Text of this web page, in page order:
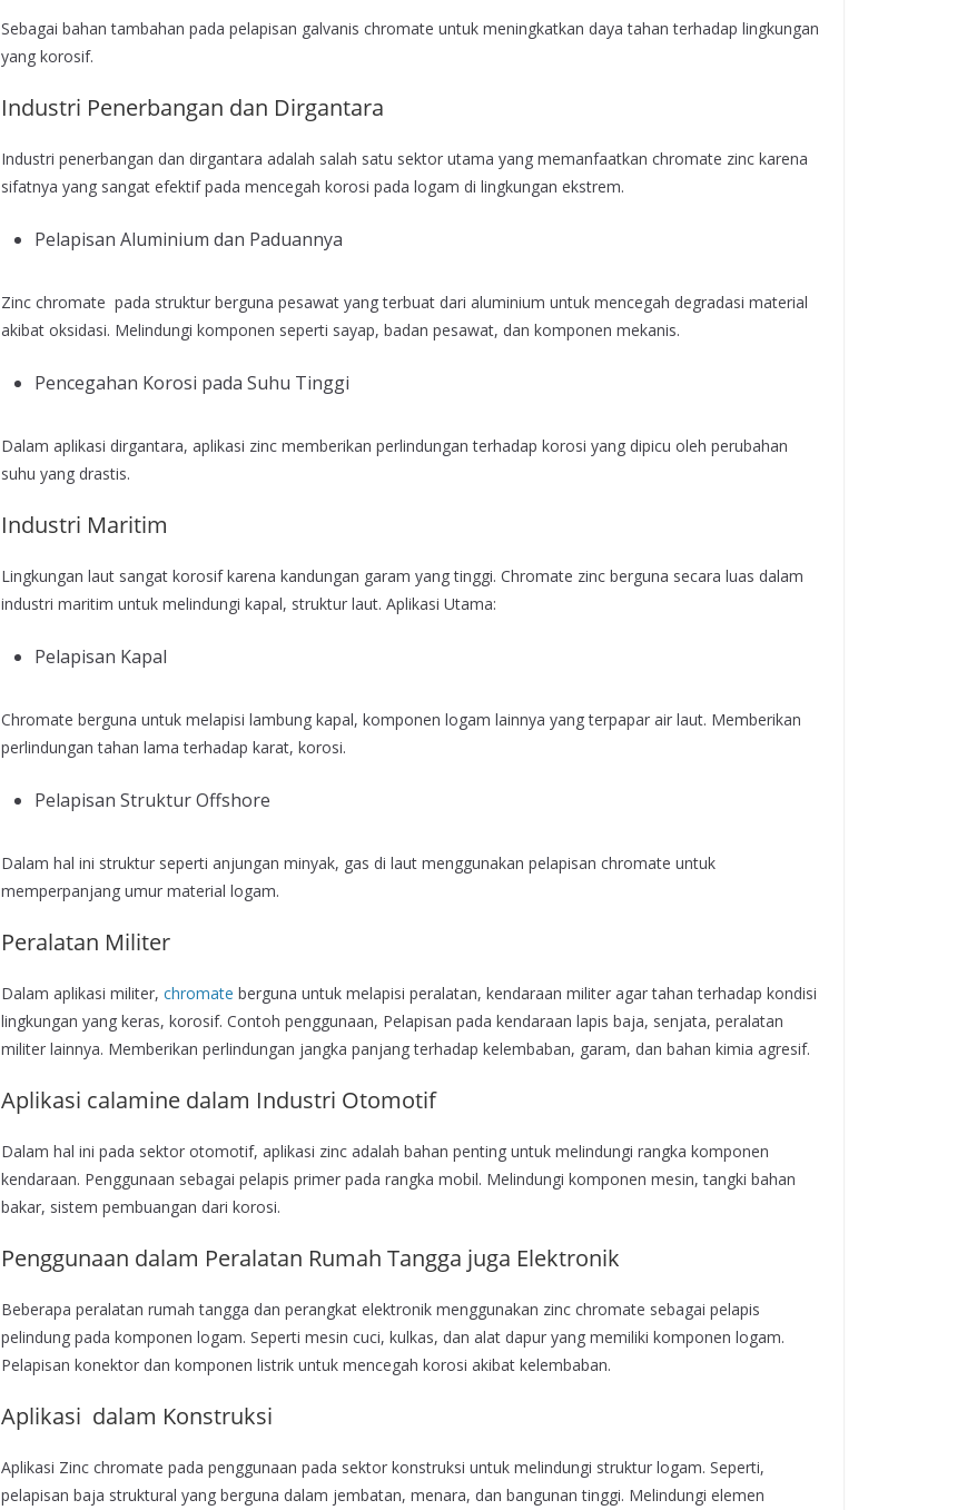
Sebagai bahan tambahan pada pelapisan galvanis chromate untuk meningkatkan daya tahan terhadap lingkungan
yang korosif.
Industri Penerbangan dan Dirgantara
Industri penerbangan dan dirgantara adalah salah satu sektor utama yang memanfaatkan chromate zinc karena
sifatnya yang sangat efektif pada mencegah korosi pada logam di lingkungan ekstrem.
Pelapisan Aluminium dan Paduannya
Zinc chromate pada struktur berguna pesawat yang terbuat dari aluminium untuk mencegah degradasi material
akibat oksidasi. Melindungi komponen seperti sayap, badan pesawat, dan komponen mekanis.
Pencegahan Korosi pada Suhu Tinggi
Dalam aplikasi dirgantara, aplikasi zinc memberikan perlindungan terhadap korosi yang dipicu oleh perubahan
suhu yang drastis.
Industri Maritim
Lingkungan laut sangat korosif karena kandungan garam yang tinggi. Chromate zinc berguna secara luas dalam
industri maritim untuk melindungi kapal, struktur laut. Aplikasi Utama:
Pelapisan Kapal
Chromate berguna untuk melapisi lambung kapal, komponen logam lainnya yang terpapar air laut. Memberikan
perlindungan tahan lama terhadap karat, korosi.
Pelapisan Struktur Offshore
Dalam hal ini struktur seperti anjungan minyak, gas di laut menggunakan pelapisan chromate untuk
memperpanjang umur material logam.
Peralatan Militer
Dalam aplikasi militer, chromate berguna untuk melapisi peralatan, kendaraan militer agar tahan terhadap kondisi
lingkungan yang keras, korosif. Contoh penggunaan, Pelapisan pada kendaraan lapis baja, senjata, peralatan
militer lainnya. Memberikan perlindungan jangka panjang terhadap kelembaban, garam, dan bahan kimia agresif.
Aplikasi calamine dalam Industri Otomotif
Dalam hal ini pada sektor otomotif, aplikasi zinc adalah bahan penting untuk melindungi rangka komponen
kendaraan. Penggunaan sebagai pelapis primer pada rangka mobil. Melindungi komponen mesin, tangki bahan
bakar, sistem pembuangan dari korosi.
Penggunaan dalam Peralatan Rumah Tangga juga Elektronik
Beberapa peralatan rumah tangga dan perangkat elektronik menggunakan zinc chromate sebagai pelapis
pelindung pada komponen logam. Seperti mesin cuci, kulkas, dan alat dapur yang memiliki komponen logam.
Pelapisan konektor dan komponen listrik untuk mencegah korosi akibat kelembaban.
Aplikasi dalam Konstruksi
Aplikasi Zinc chromate pada penggunaan pada sektor konstruksi untuk melindungi struktur logam. Seperti,
pelapisan baja struktural yang berguna dalam jembatan, menara, dan bangunan tinggi. Melindungi elemen